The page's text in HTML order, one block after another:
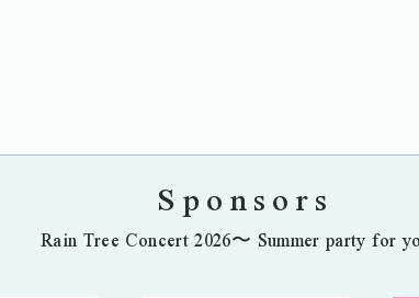
Sponsors
Rain Tree Concert 2026〜 Summer party for